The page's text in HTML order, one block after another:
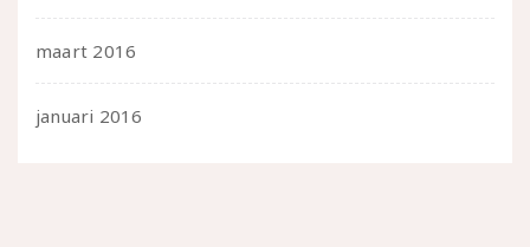
maart 2016
januari 2016